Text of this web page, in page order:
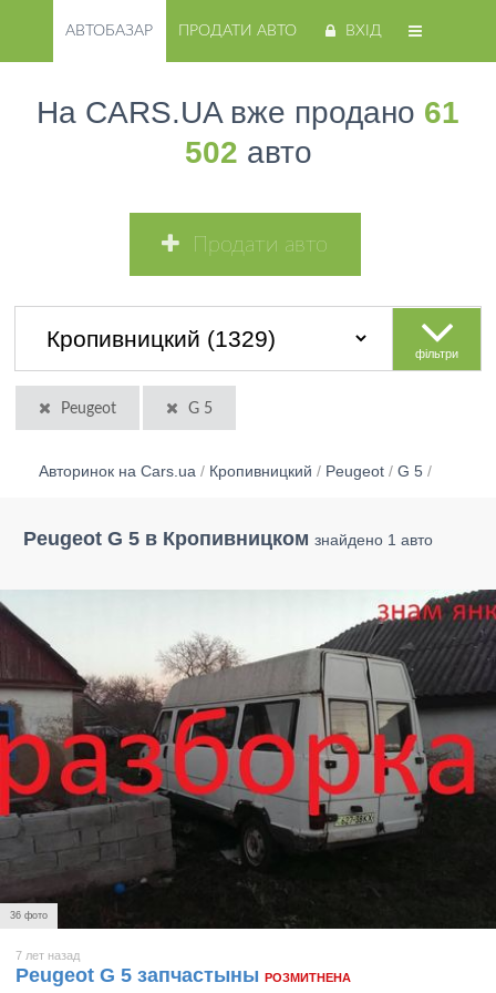
АВТОБАЗАР ПРОДАТИ АВТО ВХІД
На CARS.UA вже продано 61
502 авто
Продати авто
фільтри
Peugeot G 5
Авторинок на Cars.ua / Кропивницкий / Peugeot / G 5 /
Peugeot G 5 в Кропивницком знайдено 1 авто
36 фото
7 лет назад
Peugeot G 5 запчастыны РОЗМИТНЕНА